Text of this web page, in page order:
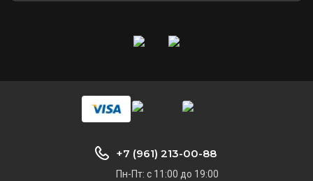
+7 (961) 213-00-88
Пн-Пт: с 11:00 до 19:00